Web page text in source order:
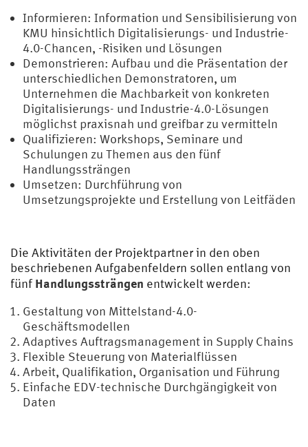
Informieren: Information und Sensibilisierung von
KMU hinsichtlich Digitalisierungs- und Industrie-
4.0-Chancen, -Risiken und Lösungen
Demonstrieren: Aufbau und die Präsentation der
unterschiedlichen Demonstratoren, um
Unternehmen die Machbarkeit von konkreten
Digitalisierungs- und Industrie-4.0-Lösungen
möglichst praxisnah und greifbar zu vermitteln
Qualifizieren: Workshops, Seminare und
Schulungen zu Themen aus den fünf
Handlungssträngen
Umsetzen: Durchführung von
Umsetzungsprojekte und Erstellung von Leitfäden
Die Aktivitäten der Projektpartner in den oben
beschriebenen Aufgabenfeldern sollen entlang von
fünfHandlungssträngen entwickelt werden:
Gestaltung von Mittelstand-4.0-
Geschäftsmodellen
Adaptives Auftragsmanagement in Supply Chains
Flexible Steuerung von Materialflüssen
Arbeit, Qualifikation, Organisation und Führung
Einfache EDV-technische Durchgängigkeit von
Daten